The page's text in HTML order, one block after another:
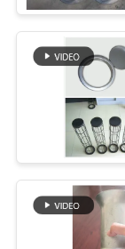
ЦИТАТУ
КАРТА
САЙТА